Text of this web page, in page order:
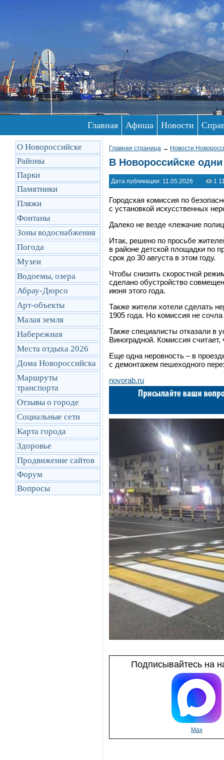
Главная Афиша Новости
О Новороссийске
Районы
Парки
Памятники
Пляжи
Фонтаны
Зоны водоснабжения
Погода
Музеи
Водоемы, озера
Абрау-Дюрсо
Арт-объекты
Малая земля
Набережная
Места отдыха 2026
Дома Новороссийска
Маршруты
транcпорта
Отзывы о городе
Социальные сети
Карта города
Здоровье
Продвижение сайтов
Форум
Вопросы
Главная страница → Новости
​В Новороссийске
Дата публикации: 11.05.2026 1
Городская комиссия по
с установкой искусственных
Далеко не везде «лежачие
Итак, решено по просьбе
в районе детской площадки по
срок до 30 августа в этом году.
Чтобы снизить скоростной
сделано обустройство
июня этого года.
Также жители хотели сделать
1905 года. Но комиссия не
Также специалисты отказали в
Виноградной. Комиссия
Еще одна неровность – в
с демонтажем пешеходного
novorab.ru
Подписывайтесь на
Max